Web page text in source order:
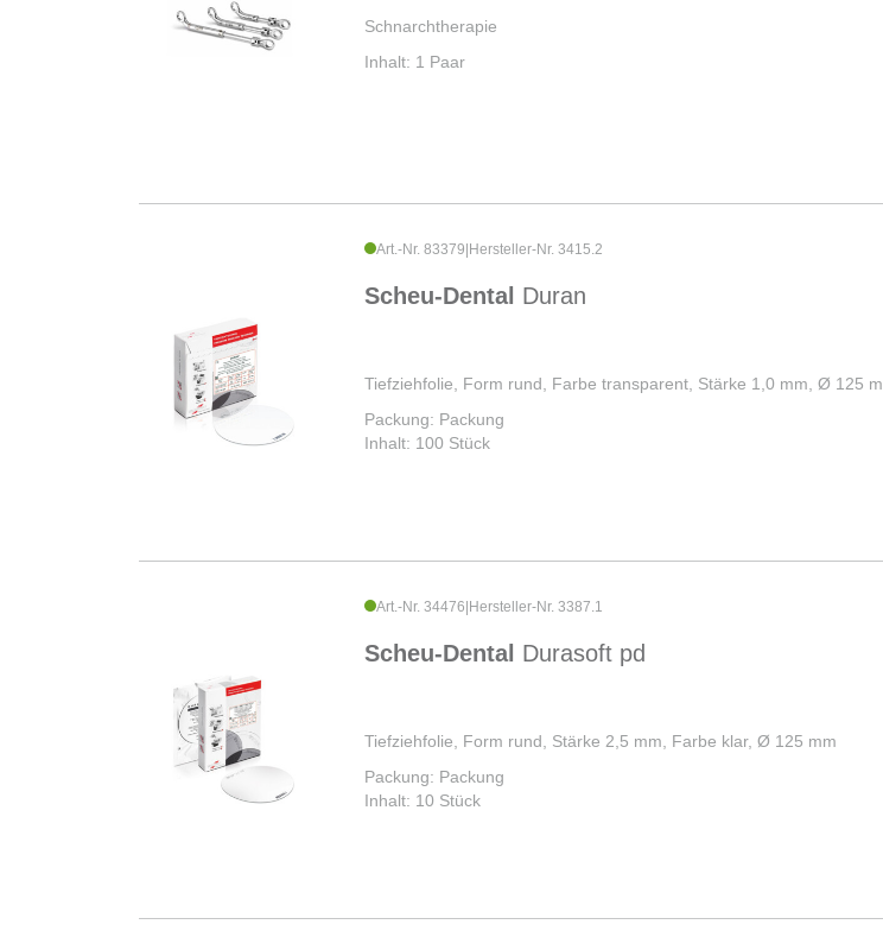
Schnarchtherapie
Inhalt: 1 Paar
Art.-Nr. 83379 Hersteller-Nr. 3415.2
Scheu-Dental Duran
Tiefziehfolie, Form rund, Farbe transparent, Stärke 1,0 mm, Ø 125
Packung: Packung
Inhalt: 100 Stück
Art.-Nr. 34476 Hersteller-Nr. 3387.1
Scheu-Dental Durasoft pd
Tiefziehfolie, Form rund, Stärke 2,5 mm, Farbe klar, Ø 125 mm
Packung: Packung
Inhalt: 10 Stück